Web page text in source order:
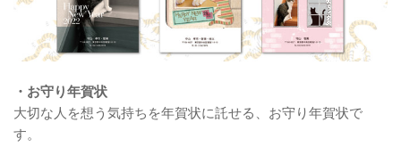
・お守り年賀状
大切な人を想う気持ちを年賀状に託せる、お守り年賀状で
す。